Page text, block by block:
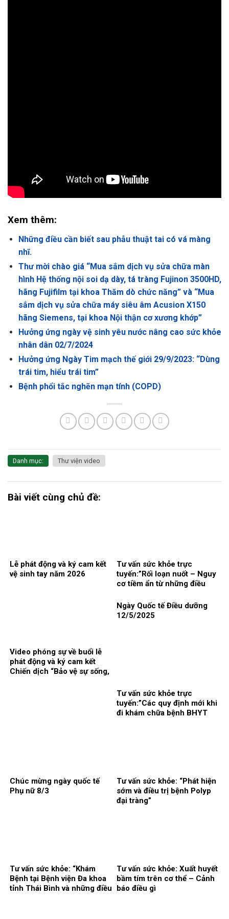
Xem thêm:
Những điều cần biết sau phẫu thuật tai có vá màng
nhĩ.
Thư mời chào giá “Mua sắm dịch vụ sửa chữa màn
hình Hệ thống nội soi dạ dày, tá tràng Fujinon 3500HD,
hãng Fujifilm tại khoa Thăm dò chức năng” và “Mua
sắm dịch vụ sửa chữa máy siêu âm Acusion X150
hãng Siemens, tại khoa Nội thận cơ xương khớp”
Hưởng ứng ngày vệ sinh yêu nước nâng cao sức khỏe
nhân dân 02/7/2024
Hưởng ứng Ngày Tim mạch thế giới 29/9/2023: “Dùng
trái tim, hiểu trái tim”
Bệnh phổi tắc nghẽn mạn tính (COPD)
Danh mục: Thư viện video
Bài viết cùng chủ đề:
Lễ phát động và ký cam kết
vệ sinh tay năm 2026
Tư vấn sức khỏe trực
tuyến:”Rối loạn nuốt – Nguy
cơ tiềm ẩn từ những điều
Video phóng sự về buổi lễ
phát động và ký cam kết
Chiến dịch “Bảo vệ sự sống,
Ngày Quốc tế Điều dưỡng
12/5/2025
Tư vấn sức khỏe trực
tuyến:”Các quy định mới khi
đi khám chữa bệnh BHYT
Chúc mừng ngày quốc tế
Phụ nữ 8/3
Tư vấn sức khỏe: “Phát hiện
sớm và điều trị bệnh Polyp
đại tràng”
Tư vấn sức khỏe: “Khám
Bệnh tại Bệnh viện Đa khoa
tỉnh Thái Bình và những điều
Tư vấn sức khỏe: Xuất huyết
bầm tím trên cơ thể – Cảnh
báo điều gì